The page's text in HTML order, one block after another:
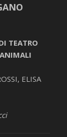
TEATRO
ELISA